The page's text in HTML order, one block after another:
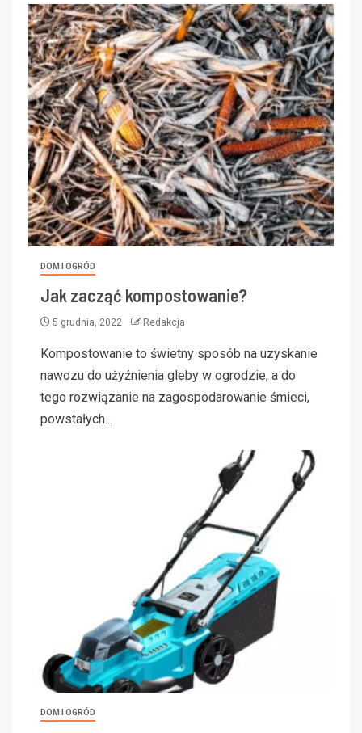
DOM I OGRÓD
Jak zacząć kompostowanie?
5 grudnia, 2022 Redakcja
Kompostowanie to świetny sposób na uzyskanie
nawozu do użyźnienia gleby w ogrodzie, a do
tego rozwiązanie na zagospodarowanie śmieci,
powstałych...
DOM I OGRÓD